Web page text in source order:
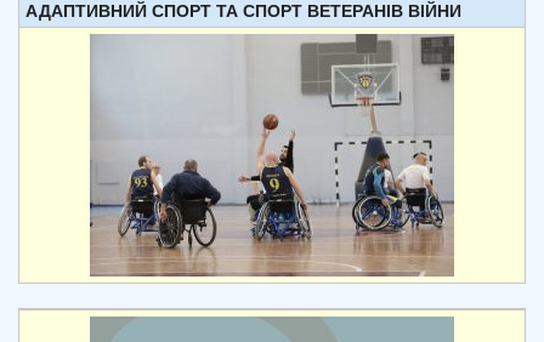
АДАПТИВНИЙ СПОРТ ТА СПОРТ ВЕТЕРАНІВ ВІЙНИ